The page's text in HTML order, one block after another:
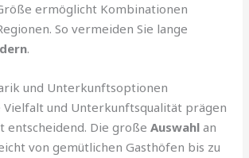
ermöglicht Kombinationen
So vermeiden Sie lange
.
und Unterkunftsoptionen
Vielfalt und Unterkunftsqualität prägen
entscheidend. Die großeAuswahl an
von gemütlichen Gasthöfen bis zu